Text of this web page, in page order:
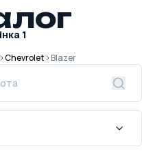
1
Chevrolet Blazer